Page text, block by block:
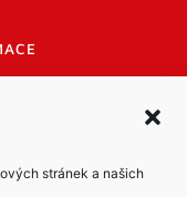
stránek a našich